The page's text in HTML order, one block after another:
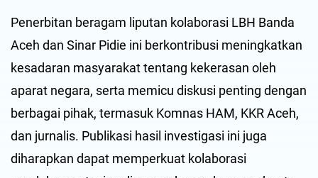
Penerbitan beragam liputan kolaborasi LBH Banda
Aceh dan Sinar Pidie ini berkontribusi meningkatkan
kesadaran masyarakat tentang kekerasan oleh
aparat negara, serta memicu diskusi penting dengan
berbagai pihak, termasuk Komnas HAM, KKR Aceh,
dan jurnalis. Publikasi hasil investigasi ini juga
diharapkan dapat memperkuat kolaborasi